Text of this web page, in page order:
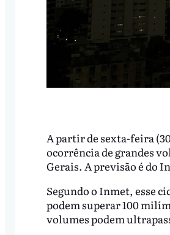
A partir de sexta-feira
ocorrência de grandes
Gerais. A previsão é do
Segundo o Inmet, esse
podem superar 100
volumes podem